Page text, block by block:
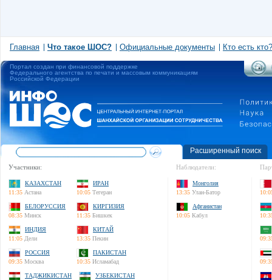
Главная Что такое ШОС? Официальные документы Кто есть кто?
Портал создан при финансовой поддержке
Федерального агентства по печати и массовым коммуникациям
Российской Федерации
Расширенный поиск
Участники:
КАЗАХСТАН
11:35 Астана
ИРАН
10:05 Тегеран
БЕЛОРУССИЯ
08:35 Минск
КИРГИЗИЯ
11:35 Бишкек
ИНДИЯ
11:05 Дели
КИТАЙ
13:35 Пекин
РОССИЯ
09:35 Москва
ПАКИСТАН
10:35 Исламабад
ТАДЖИКИСТАН
УЗБЕКИСТАН
Наблюдатели:
Монголия
13:35 Улан-Батор
Афганистан
10:05 Кабул